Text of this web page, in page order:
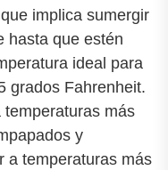
implica sumergir
hasta que estén
ideal para
grados Fahrenheit.
temperaturas más
y
a temperaturas más